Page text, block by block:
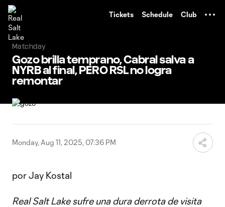
Tickets Schedule Club
Matchday
Gozo brilla temprano, Cabral salva a
NYRB al final, PERO RSL no logra
remontar
Monday, Aug 11, 2025, 07:36 PM
por Jay Kostal
Real Salt Lake sufre una dura derrota de visita